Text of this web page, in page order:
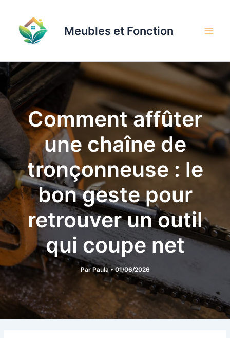
contenu
Meubles et Fonction
Comment affûter
une chaîne de
tronçonneuse : le
bon geste pour
retrouver un outil
qui coupe net
Par Paula•01/06/2026